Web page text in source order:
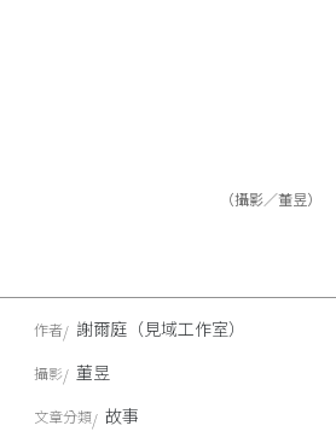
（攝影／董昱）
作者 謝爾庭（見域工作室）
攝影 董昱
文章分類 故事